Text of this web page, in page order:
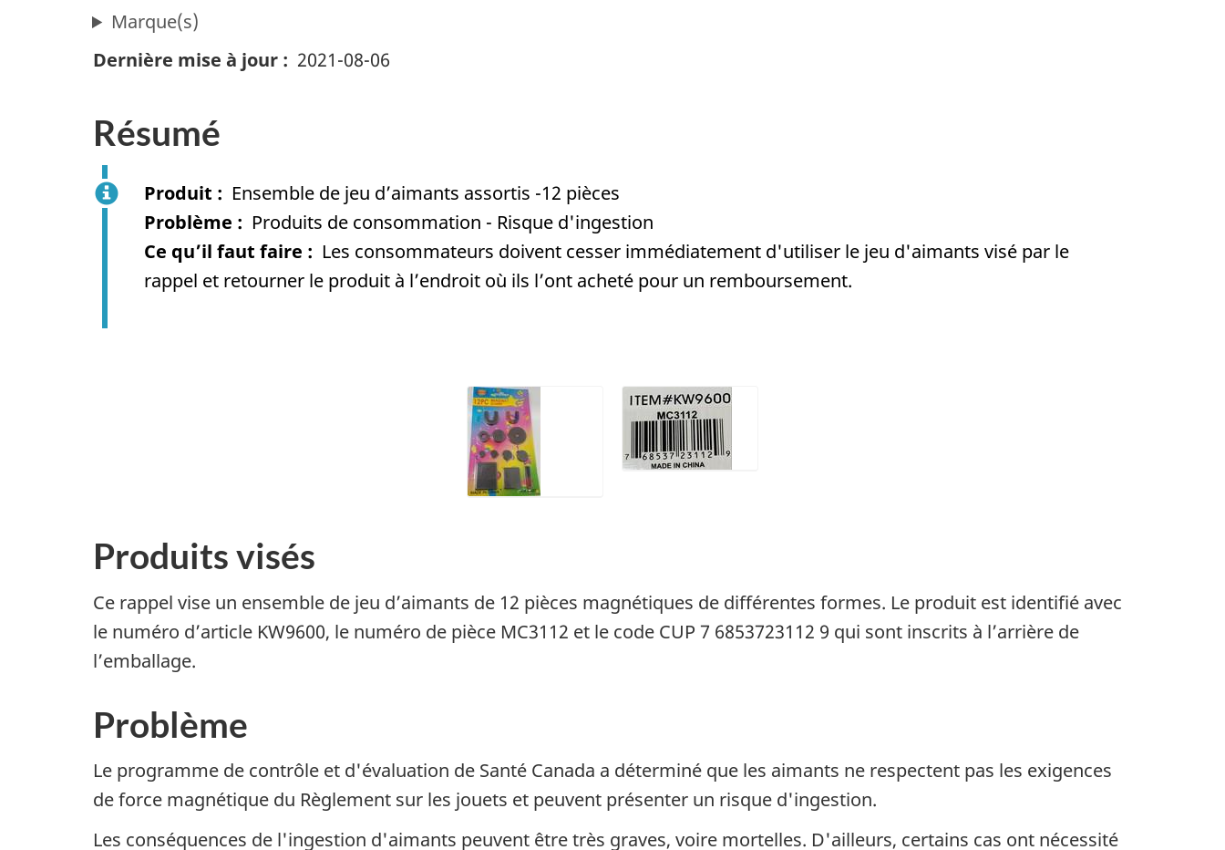
Marque(s)
Dernière mise à jour
2021-08-06
Résumé
Produit
Ensemble de jeu d’aimants assortis -12 pièces
Problème
Produits de consommation - Risque d'ingestion
Ce qu’il faut faire
Les consommateurs doivent cesser immédiatement d'utiliser le jeu d'aimants visé par le
rappel et retourner le produit à l’endroit où ils l’ont acheté pour un remboursement.
Produits visés
Ce rappel vise un ensemble de jeu d’aimants de 12 pièces magnétiques de différentes formes. Le produit est identifié avec
le numéro d’article KW9600, le numéro de pièce MC3112 et le code CUP 7 6853723112 9 qui sont inscrits à l’arrière de
l’emballage.
Problème
Le programme de contrôle et d'évaluation de Santé Canada a déterminé que les aimants ne respectent pas les exigences
de force magnétique du Règlement sur les jouets et peuvent présenter un risque d'ingestion.
Les conséquences de l'ingestion d'aimants peuvent être très graves, voire mortelles. D'ailleurs, certains cas ont nécessité